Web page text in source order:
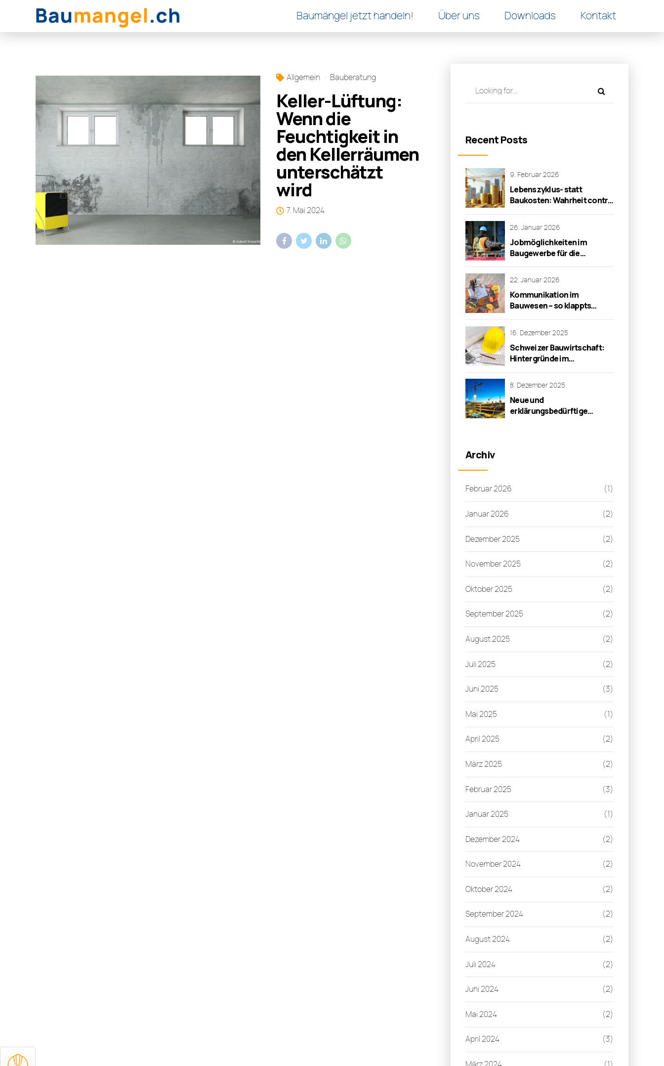
Baumängel jetzt handeln! Über uns Downloads Kontakt
Allgemein Bauberatung
Keller-Lüftung:
Wenn die
Feuchtigkeit in
den Kellerräumen
unterschätzt
wird
7. Mai 2024
Recent Posts
9. Februar 2026
Lebenszyklus- statt
Baukosten: Wahrheit contra
26. Januar 2026
Jobmöglichkeiten im
Baugewerbe für die
Generation 50 plus
22. Januar 2026
Kommunikation im
Bauwesen – so klappts
16. Dezember 2025
Schweizer Bauwirtschaft:
Hintergründe im
8. Dezember 2025
Neue und
erklärungsbedürftige
Archiv
Februar 2026 (1)
Januar 2026 (2)
Dezember 2025 (2)
November 2025 (2)
Oktober 2025 (2)
September 2025 (2)
August 2025 (2)
Juli 2025 (2)
Juni 2025 (3)
Mai 2025 (1)
April 2025 (2)
März 2025 (2)
Februar 2025 (3)
Januar 2025 (1)
Dezember 2024 (2)
November 2024 (2)
Oktober 2024 (2)
September 2024 (2)
August 2024 (2)
Juli 2024 (2)
Juni 2024 (2)
Mai 2024 (2)
April 2024 (3)